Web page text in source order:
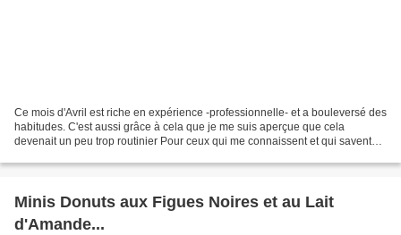
Ce mois d'Avril est riche en expérience -professionnelle- et a bouleversé des
habitudes. C'est aussi grâce à cela que je me suis aperçue que cela
devenait un peu trop routinier Pour ceux qui me connaissent et qui savent
Minis Donuts aux Figues Noires et au Lait
d'Amande...